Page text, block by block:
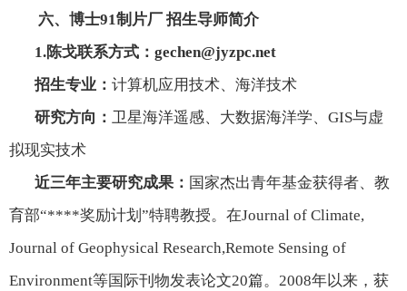
六、博士91制片厂 招生导师简介
1.陈戈联系方式： gechen@jyzpc.net
招生专业： 计算机应用技术、海洋技术
研究方向： 卫星海洋遥感、大数据海洋学、 GIS与虚
拟现实技术
近三年主要研究成果： 国家杰出青年基金获得者、教
育部“****奖励计划”特聘教授。在Journal of Climate,
Journal of Geophysical Research,Remote Sensing of
Environment等国际刊物发表论文20篇。 2008年以来，获